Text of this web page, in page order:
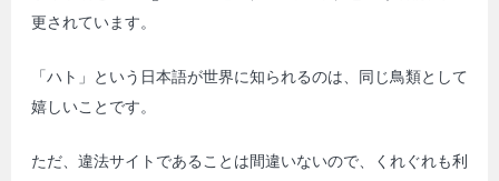
更されています。
「ハト」という日本語が世界に知られるのは、同じ鳥類として
嬉しいことです。
ただ、違法サイトであることは間違いないので、くれぐれも利